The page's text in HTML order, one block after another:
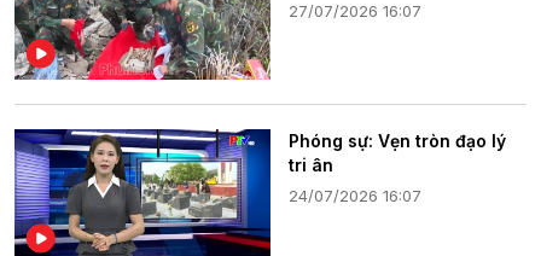
27/07/2026 16:07
Phóng sự: Vẹn tròn đạo lý
tri ân
24/07/2026 16:07